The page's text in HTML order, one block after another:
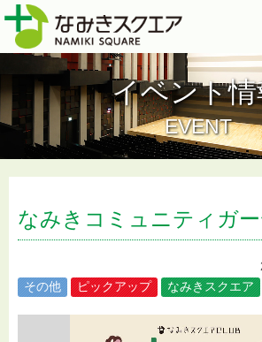
イベント
EVENT
なみきコミュニティガ
その他
ピックアップ なみきスクエア